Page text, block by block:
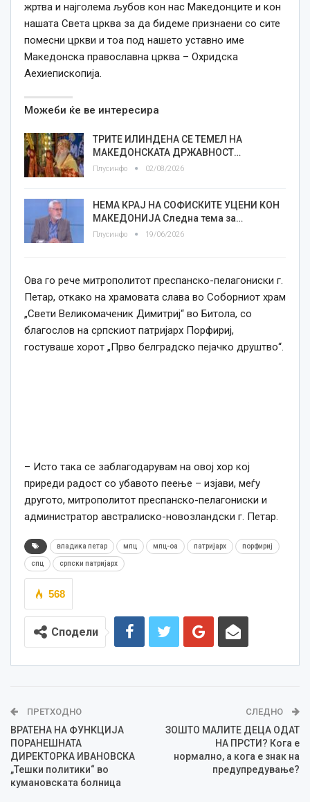
жртва и најголема љубов кон нас Македонците и кон
нашата Света црква за да бидеме признаени со сите
помесни цркви и тоа под нашето уставно име
Македонска православна црква – Охридска
Аехиепископија.
Можеби ќе ве интересира
ТРИТЕ ИЛИНДЕНА СЕ ТЕМЕЛ НА
МАКЕДОНСКАТА ДРЖАВНОСТ…
Плусинфо 02/08/2026
НЕМА КРАЈ НА СОФИСКИТЕ УЦЕНИ КОН
МАКЕДОНИЈА Следна тема за…
Плусинфо 19/06/2026
Ова го рече митрополитот преспанско-пелагониски г.
Петар, откако на храмовата слава во Соборниот храм
„Свети Великомаченик Димитриј“ во Битола, со
благослов на српскиот патријарх Порфириј,
гостуваше хорот „Прво белградско пејачко друштво“.
– Исто така се заблагодарувам на овој хор кој
приреди радост со убавото пеење – изјави, меѓу
другото, митрополитот преспанско-пелагониски и
администратор австралиско-новозландски г. Петар.
владика петар мпц мпц-оа патријарх порфириј
спц српски патријарх
568
Сподели
ПРЕТХОДНО
ВРАТЕНА НА ФУНКЦИЈА
ПОРАНЕШНАТА
ДИРЕКТОРКА ИВАНОВСКА
„Тешки политики“ во
кумановската болница
СЛЕДНО
ЗОШТО МАЛИТЕ ДЕЦА ОДАТ
НА ПРСТИ? Кога е
нормално, а кога е знак на
предупредување?